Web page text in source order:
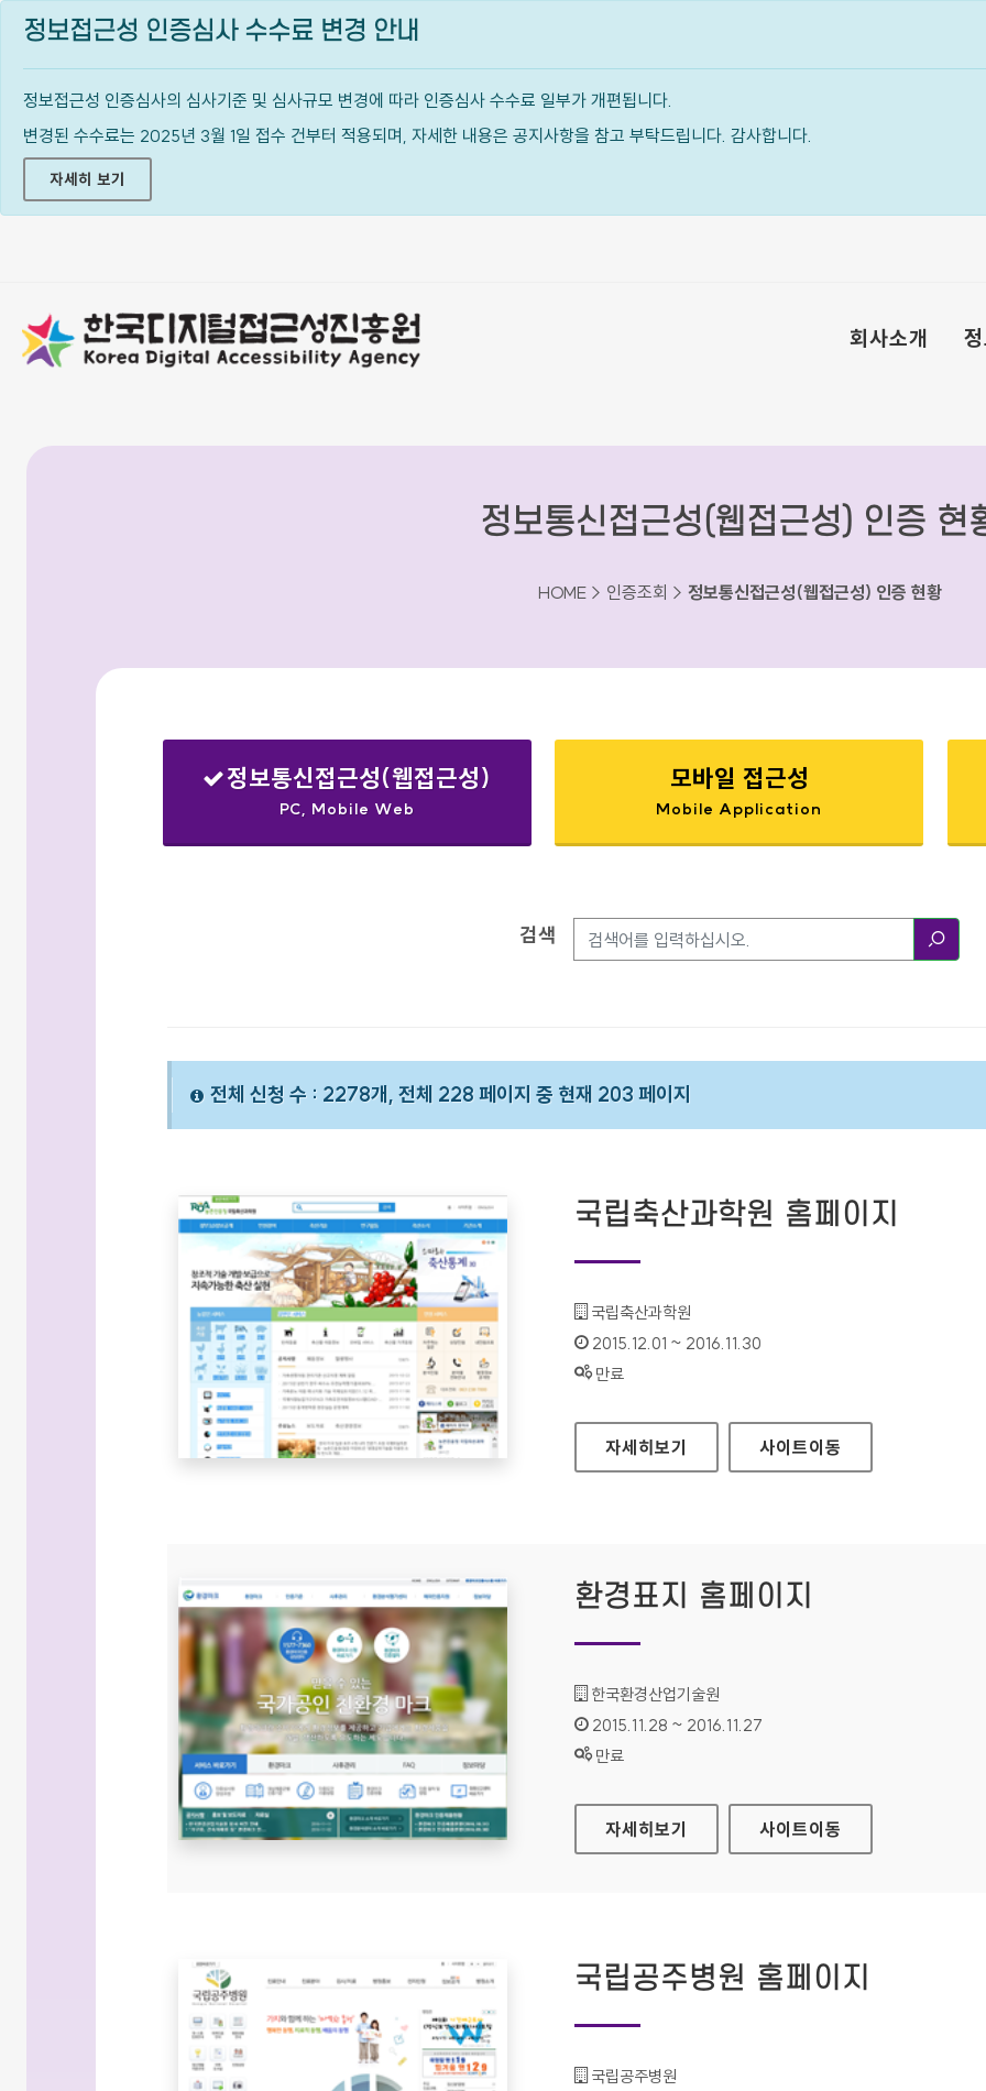
정보접근성 인증심사 수수료 변경 안내
정보접근성 인증심사의 심사기준 및 심사규모 변경에 따라 인증심사 수수료 일부가 개편됩니다.
변경된 수수료는 2025년 3월 1일 접수 건부터 적용되며, 자세한 내용은 공지사항을 참고 부탁드립니다. 감사합니다.
자세히 보기
회사소개
정보통신접근성(웹접근성) 인증 현
HOME > 인증조회 > 정보통신접근성(웹접근성) 인증 현황
정보통신접근성(웹접근성)
PC, Mobile Web
모바일 접근성
Mobile Application
검색
전체 신청 수 : 2278개, 전체 228 페이지 중 현재 203 페이지
국립축산과학원 홈페이지
기관명 :
국립축산과학원
인증기간 :
2015.12.01 ~ 2016.11.30
상태 :
만료
국립축산과학원 홈페이지
자세히보기 사이트이동
환경표지 홈페이지
기관명 :
한국환경산업기술원
인증기간 :
2015.11.28 ~ 2016.11.27
상태 :
만료
환경표지 홈페이지
자세히보기 사이트이동
국립공주병원 홈페이지
기관명 :
국립공주병원